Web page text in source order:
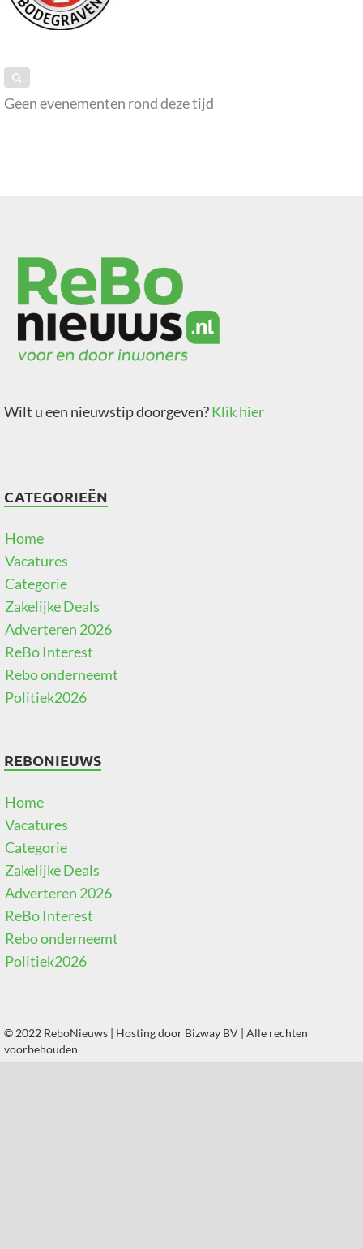
Geen evenementen rond deze tijd
Wilt u een nieuwstip doorgeven?Klik hier
CATEGORIEËN
Home
Vacatures
Categorie
Zakelijke Deals
Adverteren 2026
ReBo Interest
Rebo onderneemt
Politiek2026
REBONIEUWS
Home
Vacatures
Categorie
Zakelijke Deals
Adverteren 2026
ReBo Interest
Rebo onderneemt
Politiek2026
© 2022 ReboNieuws | Hosting door Bizway BV | Alle rechten
voorbehouden